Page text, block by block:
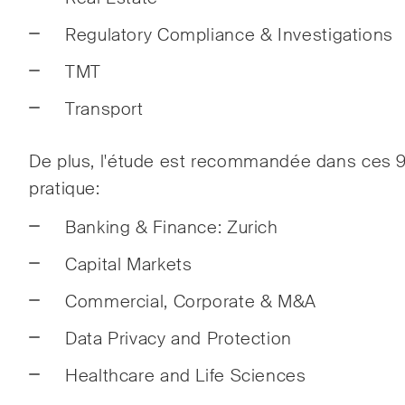
Regulatory Compliance & Investigations
TMT
Transport
De plus, l'étude est recommandée dans ces
pratique:
Banking & Finance: Zurich
Capital Markets
Commercial, Corporate & M&A
Data Privacy and Protection
Healthcare and Life Sciences
The Board's View
Analyse concise des
monde en pleine évolution de
la gouvernance d'entreprise
pour les membres des conseils
d'administration des sociétés
suisses.
de
J'ai lu et j'accepte l' avis de confidentialité*.